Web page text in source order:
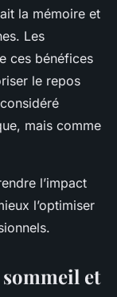
la mémoire et
Les
ces bénéfices
le repos
mais comme
l’impact
l’optimiser
et